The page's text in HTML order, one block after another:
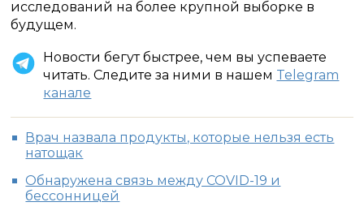
исследований на более крупной выборке в
будущем.
Новости бегут быстрее, чем вы успеваете
читать. Следите за ними в нашем Telegram
канале
Врач назвала продукты, которые нельзя есть
натощак
Обнаружена связь между COVID-19 и
бессонницей